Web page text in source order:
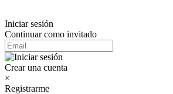
Iniciar sesión
Continuar como invitado
Crear una cuenta
×
Registrarme